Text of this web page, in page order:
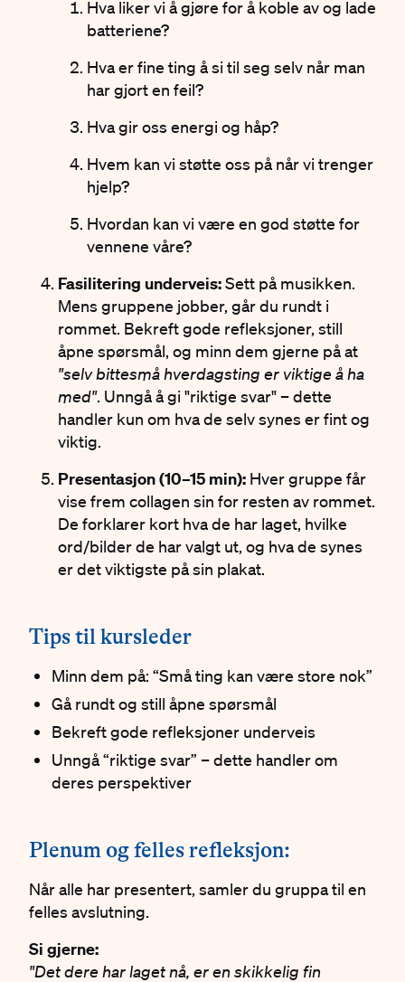
Hva liker vi å gjøre for å koble av og lade
batteriene?
Hva er fine ting å si til seg selv når man
har gjort en feil?
Hva gir oss energi og håp?
Hvem kan vi støtte oss på når vi trenger
hjelp?
Hvordan kan vi være en god støtte for
vennene våre?
Fasilitering underveis:Sett på musikken.
Mens gruppene jobber, går du rundt i
rommet. Bekreft gode refleksjoner, still
åpne spørsmål, og minn dem gjerne på at
"selv bittesmå hverdagsting er viktige å ha
med". Unngå å gi "riktige svar" – dette
handler kun om hva de selv synes er fint og
viktig.
Presentasjon (10–15 min): Hver gruppe får
vise frem collagen sin for resten av rommet.
De forklarer kort hva de har laget, hvilke
ord/bilder de har valgt ut, og hva de synes
er det viktigste på sin plakat.
#
Tips til kursleder
Minn dem på: “Små ting kan være store nok”
Gå rundt og still åpne spørsmål
Bekreft gode refleksjoner underveis
Unngå “riktige svar” – dette handler om
deres perspektiver
#
Plenum og felles refleksjon:
Når alle har presentert, samler du gruppa til en
felles avslutning.
Si gjerne:
"Det dere har laget nå, er en skikkelig fin